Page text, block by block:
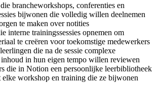
brancheworkshops, conferenties en
bijwonen die volledig willen deelnemen
te maken over notities
interne trainingssessies opnemen om
te creëren voor toekomstige medewerkers
die na de sessie complexe
in hun eigen tempo willen reviewen
die in Notion een persoonlijke leerbibliotheek
workshop en training die ze bijwonen